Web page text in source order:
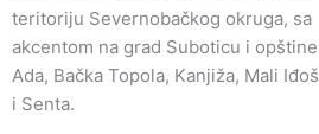
teritoriju Severnobačkog okruga, sa
akcentom na grad Suboticu i opštine
Ada, Bačka Topola, Kanjiža, Mali Iđoš
i Senta.